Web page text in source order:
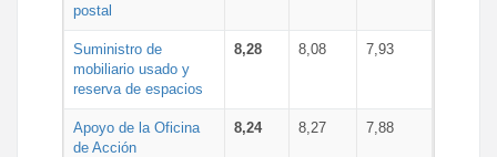
postal
Suministro de
mobiliario usado y
reserva de espacios
8,28 8,08 7,93
Apoyo de la Oficina
de Acción
8,24 8,27 7,88